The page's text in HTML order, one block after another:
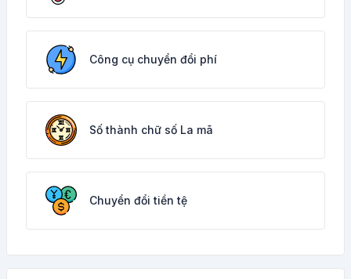
Công cụ chuyển đổi phí
Số thành chữ số La mã
Chuyển đổi tiền tệ